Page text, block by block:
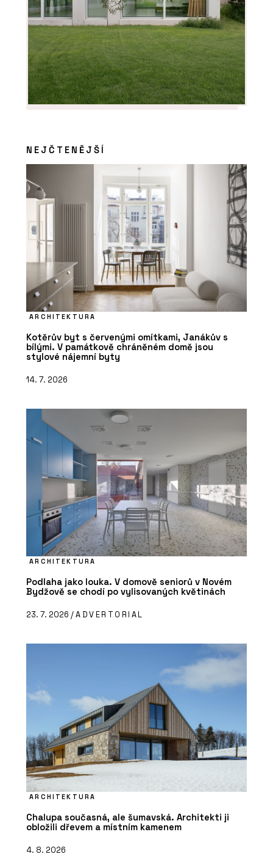
NEJČTENĚJŠÍ
ARCHITEKTURA
Kotěrův byt s červenými omítkami, Janákův s
bílými. V památkově chráněném domě jsou
stylové nájemní byty
14. 7. 2026
ARCHITEKTURA
Podlaha jako louka. V domově seniorů v Novém
Bydžově se chodí po vylisovaných květinách
23. 7. 2026 /ADVERTORIAL
ARCHITEKTURA
Chalupa současná, ale šumavská. Architekti ji
obložili dřevem a místním kamenem
4. 8. 2026